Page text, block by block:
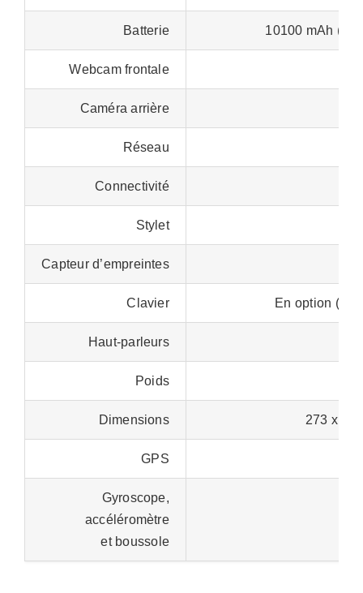
Batterie 10100 mAh
Webcam frontale
Caméra arrière
Réseau
Connectivité
Stylet
Capteur d’empreintes
Clavier En option
Haut-parleurs
Poids
Dimensions 273 x
GPS
Gyroscope,
accéléromètre
et boussole